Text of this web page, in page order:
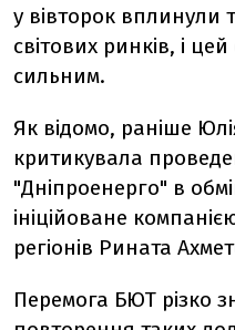
у вівторок вплинули
світових ринків, і
сильним.
Як відомо, раніше
критикувала
"Дніпроенерго" в
ініційоване
регіонів Рината
Перемога БЮТ різко